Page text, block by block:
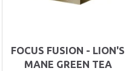
FOCUS FUSION - LION'S
MANE GREEN TEA